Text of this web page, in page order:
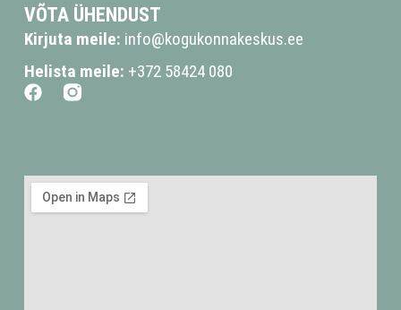
VÕTA ÜHENDUST
Kirjuta meile: info@kogukonnakeskus.ee
Helista meile: +372 58424 080
F
o
k